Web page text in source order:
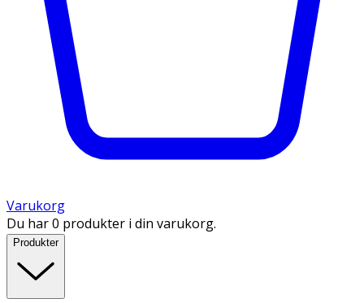
Varukorg
Du har 0 produkter i din varukorg.
Produkter